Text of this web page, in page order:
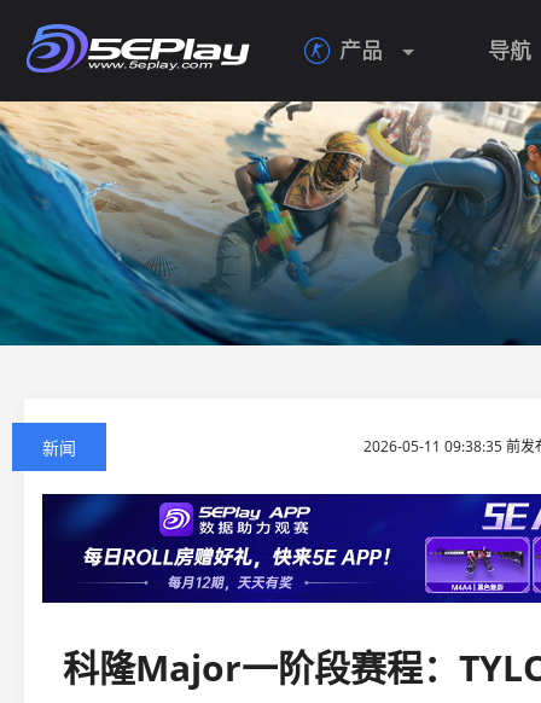
 产品 导航
新闻 2026-05-11 09:38:35 前
科隆Major一阶段赛程：